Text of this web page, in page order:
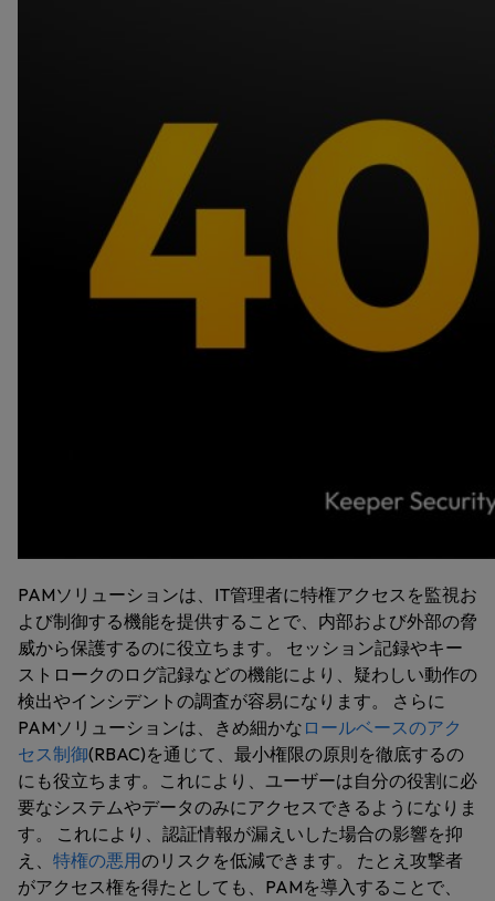
PAMソリューションは、IT管理者に特権アクセスを監視お
よび制御する機能を提供することで、内部および外部の脅
威から保護するのに役立ちます。 セッション記録やキー
ストロークのログ記録などの機能により、疑わしい動作の
検出やインシデントの調査が容易になります。 さらに
PAMソリューションは、きめ細かな ロールベースのアク
セス制御(RBAC)を通じて、最小権限の原則を徹底するの
にも役立ちます。これにより、ユーザーは自分の役割に必
要なシステムやデータのみにアクセスできるようになりま
す。 これにより、認証情報が漏えいした場合の影響を抑
え、 特権の悪用のリスクを低減できます。 たとえ攻撃者
がアクセス権を得たとしても、PAMを導入することで、